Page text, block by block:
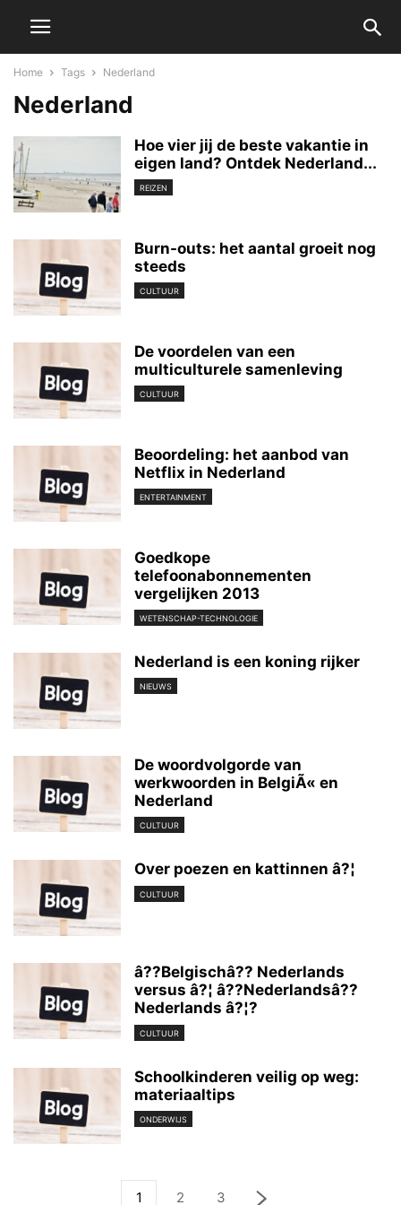
Home Tags Nederland
Nederland
Hoe vier jij de beste vakantie in
eigen land? Ontdek Nederland...
REIZEN
Burn-outs: het aantal groeit nog
steeds
CULTUUR
De voordelen van een
multiculturele samenleving
CULTUUR
Beoordeling: het aanbod van
Netflix in Nederland
ENTERTAINMENT
Goedkope
telefoonabonnementen
vergelijken 2013
WETENSCHAP-TECHNOLOGIE
Nederland is een koning rijker
NIEUWS
De woordvolgorde van
werkwoorden in BelgiÃ« en
Nederland
CULTUUR
Over poezen en kattinnen â?¦
CULTUUR
â??Belgischâ?? Nederlands
versus â?¦ â??Nederlandsâ??
Nederlands â?¦?
CULTUUR
Schoolkinderen veilig op weg:
materiaaltips
ONDERWIJS
1 2 3